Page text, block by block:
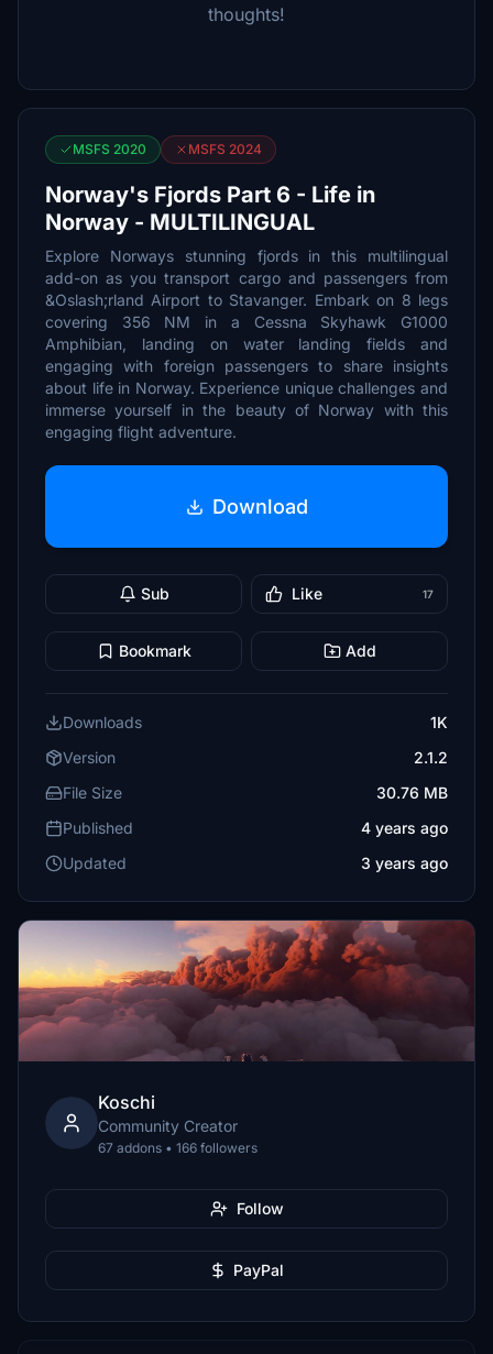
thoughts!
MSFS 2020 MSFS 2024
Norway's Fjords Part 6 - Life in
Norway - MULTILINGUAL
Explore Norways stunning fjords in this multilingual
add-on as you transport cargo and passengers from
&Oslash;rland Airport to Stavanger. Embark on 8 legs
covering 356 NM in a Cessna Skyhawk G1000
Amphibian, landing on water landing fields and
engaging with foreign passengers to share insights
about life in Norway. Experience unique challenges and
immerse yourself in the beauty of Norway with this
engaging flight adventure.
Download
Sub Like 17
Bookmark Add
Downloads
1K
Version
2.1.2
File Size
30.76 MB
Published
4 years ago
Updated
3 years ago
Koschi
Community Creator
67 addons • 166 followers
Follow
PayPal